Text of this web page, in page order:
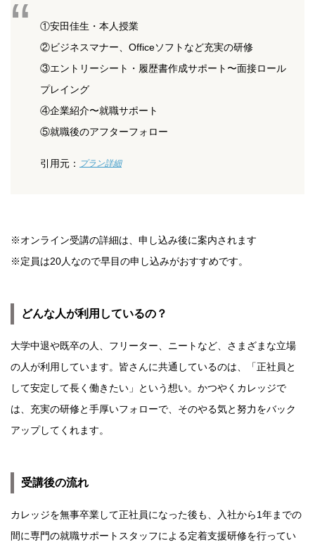
①安田佳生・本人授業
②ビジネスマナー、Officeソフトなど充実の研修
③エントリーシート・履歴書作成サポート〜面接ロール
プレイング
④企業紹介〜就職サポート
⑤就職後のアフターフォロー
引用元： プラン詳細
※オンライン受講の詳細は、申し込み後に案内されます
※定員は20人なので早目の申し込みがおすすめです。
どんな人が利用しているの？
大学中退や既卒の人、フリーター、ニートなど、さまざまな立場
の人が利用しています。皆さんに共通しているのは、「正社員と
して安定して長く働きたい」という想い。かつやくカレッジで
は、充実の研修と手厚いフォローで、そのやる気と努力をバック
アップしてくれます。
受講後の流れ
カレッジを無事卒業して正社員になった後も、入社から1年までの
間に専門の就職サポートスタッフによる定着支援研修を行ってい